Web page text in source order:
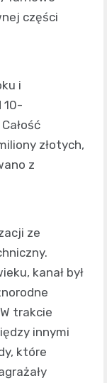
części
i
10-
złotych,
z
ze
kanał był
trakcie
innymi
które